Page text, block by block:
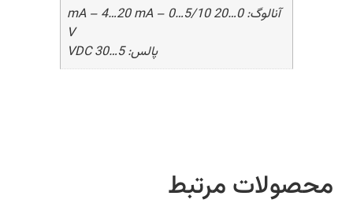
آنالوگ: 0…20 mA – 4…20 mA – 0…5/10
V
پالس: 5…30 VDC
محصولات مرتبط